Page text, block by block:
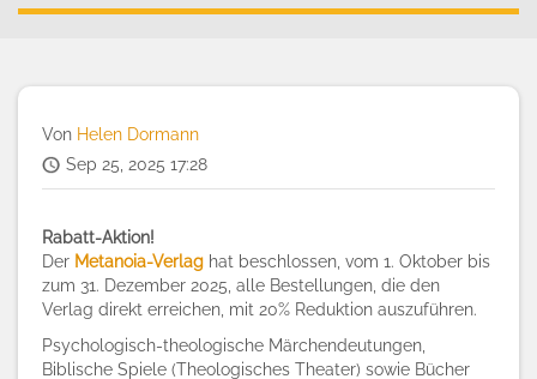
Von Helen Dormann
Sep 25, 2025 17:28
Rabatt-Aktion!
Der Metanoia-Verlag hat beschlossen, vom 1. Oktober bis
zum 31. Dezember 2025, alle Bestellungen, die den
Verlag direkt erreichen, mit 20% Reduktion auszuführen.
Psychologisch-theologische Märchendeutungen,
Biblische Spiele (Theologisches Theater) sowie Bücher